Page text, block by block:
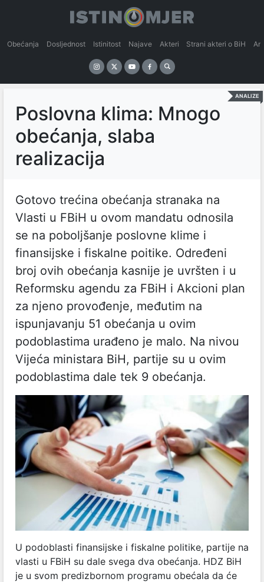
Obećanja Dosljednost Istinitost Najave Akteri Strani akteri o BiH
ANALIZE
Poslovna klima: Mnogo
obećanja, slaba
realizacija
Gotovo trećina obećanja stranaka na
Vlasti u FBiH u ovom mandatu odnosila
se na poboljšanje poslovne klime i
finansijske i fiskalne poitike. Određeni
broj ovih obećanja kasnije je uvršten i u
Reformsku agendu za FBiH i Akcioni plan
za njeno provođenje, međutim na
ispunjavanju 51 obećanja u ovim
podoblastima urađeno je malo. Na nivou
Vijeća ministara BiH, partije su u ovim
podoblastima dale tek 9 obećanja.
U podoblasti finansijske i fiskalne politike, partije na
vlasti u FBiH su dale svega dva obećanja. HDZ BiH
je u svom predizbornom programu obećala da će